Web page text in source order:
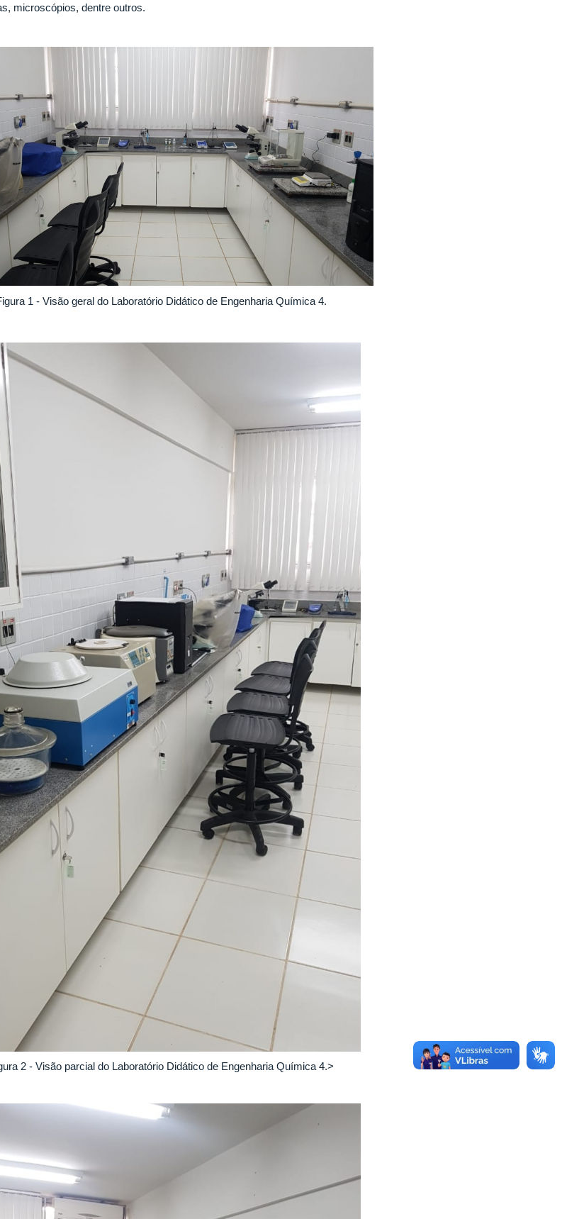
microscópios, dentre outros.
1 - Visão geral do Laboratório Didático de Engenharia Química 4.
2 - Visão parcial do Laboratório Didático de Engenharia Química 4.>